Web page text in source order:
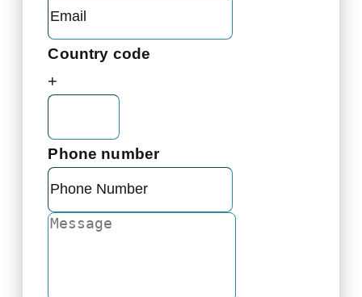
Country code
+
Phone number